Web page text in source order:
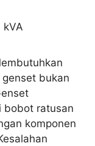
bukan
bobot ratusan
komponen